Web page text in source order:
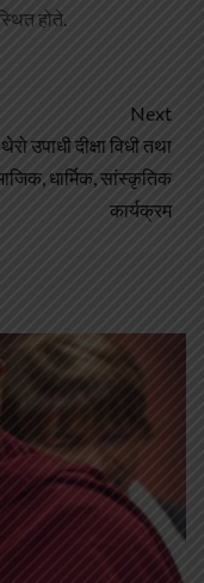
होते.
Next
थेरो उपाधी दीक्षा विधी तथा
धार्मिक, सांस्कृतिक
कार्यक्रम